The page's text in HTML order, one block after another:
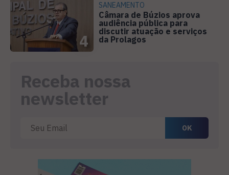
4
SANEAMENTO
Câmara de Búzios aprova
audiência pública para
discutir atuação e serviços
da Prolagos
Receba nossa
newsletter